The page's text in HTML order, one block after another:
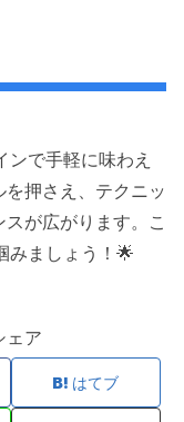
で手軽に味わえ
押さえ、テクニッ
が広がります。こ
みましょう！🌟
ェア
はてブ